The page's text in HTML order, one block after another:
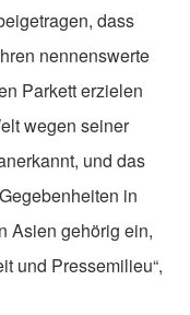
dass
nennenswerte
Parkett erzielen
wegen seiner
und das
in
Asien gehörig ein,
und Pressemilieu“,